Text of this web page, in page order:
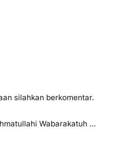
silahkan berkomentar.
Wabarakatuh …